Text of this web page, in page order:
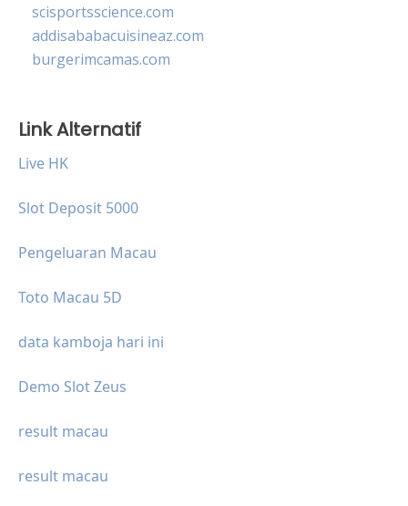
scisportsscience.com
addisababacuisineaz.com
burgerimcamas.com
Link Alternatif
Live HK
Slot Deposit 5000
Pengeluaran Macau
Toto Macau 5D
data kamboja hari ini
Demo Slot Zeus
result macau
result macau